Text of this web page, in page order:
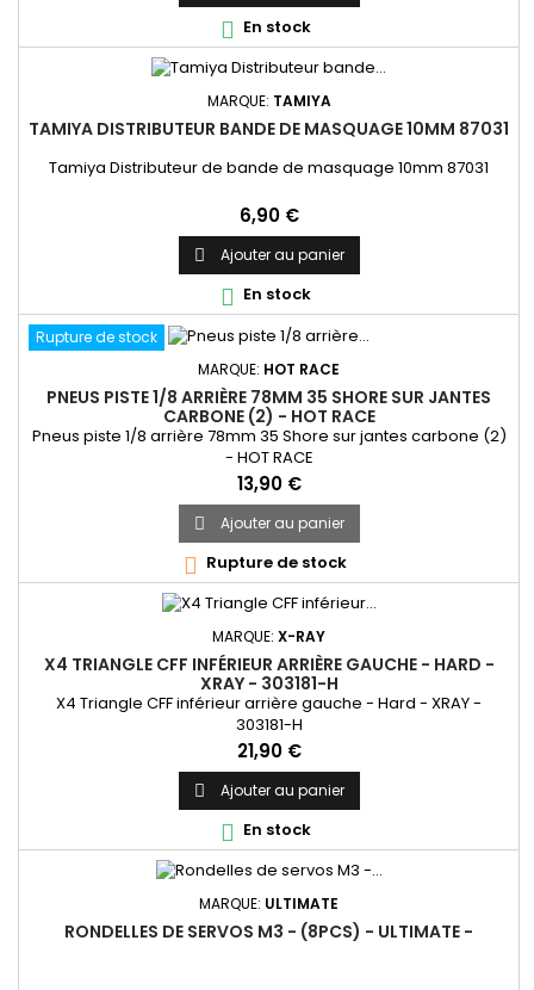
 En stock
MARQUE: TAMIYA
TAMIYA DISTRIBUTEUR BANDE DE MASQUAGE 10MM 87031
Tamiya Distributeur de bande de masquage 10mm 87031
Prix
6,90 €
 Ajouter au panier
 En stock
Rupture de stock
MARQUE: HOT RACE
PNEUS PISTE 1/8 ARRIÈRE 78MM 35 SHORE SUR JANTES
CARBONE (2) - HOT RACE
Pneus piste 1/8 arrière 78mm 35 Shore sur jantes carbone (2)
- HOT RACE
Prix
13,90 €
 Ajouter au panier
 Rupture de stock
MARQUE: X-RAY
X4 TRIANGLE CFF INFÉRIEUR ARRIÈRE GAUCHE - HARD -
XRAY - 303181-H
X4 Triangle CFF inférieur arrière gauche - Hard - XRAY -
303181-H
Prix
21,90 €
 Ajouter au panier
 En stock
MARQUE: ULTIMATE
RONDELLES DE SERVOS M3 - (8PCS) - ULTIMATE -